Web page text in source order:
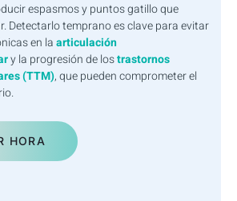
espasmos y puntos gatillo que
Detectarlo temprano es clave para evitar
en laarticulación
y la progresión de lostrastornos
(TTM), que pueden comprometer el
HORA